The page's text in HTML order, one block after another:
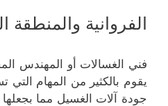
الفروانية والمنطقة
فني الغسالات أو المهندس
يقوم بالكثير من المهام
جودة آلات الغسيل مما